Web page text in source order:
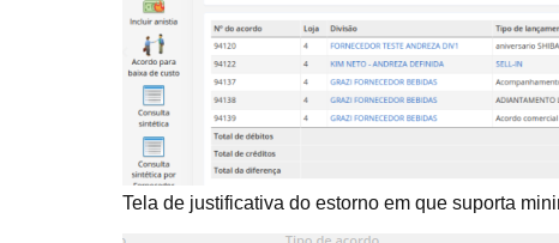
Tela de justificativa do estorno em que suporta